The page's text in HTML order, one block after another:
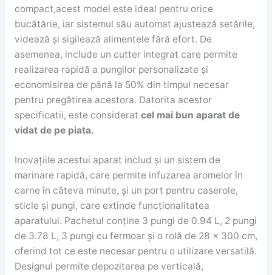
compact,acest model este ideal pentru orice
bucătărie, iar sistemul său automat ajustează setările,
videază și sigilează alimentele fără efort. De
asemenea, include un cutter integrat care permite
realizarea rapidă a pungilor personalizate și
economisirea de până la 50% din timpul necesar
pentru pregătirea acestora. Datorita acestor
specificatii, este considerat cel mai bun aparat de
vidat de pe piata.
Inovațiile acestui aparat includ și un sistem de
marinare rapidă, care permite infuzarea aromelor în
carne în câteva minute, și un port pentru caserole,
sticle și pungi, care extinde funcționalitatea
aparatului. Pachetul conține 3 pungi de 0.94 L, 2 pungi
de 3.78 L, 3 pungi cu fermoar și o rolă de 28 x 300 cm,
oferind tot ce este necesar pentru o utilizare versatilă.
Designul permite depozitarea pe verticală,